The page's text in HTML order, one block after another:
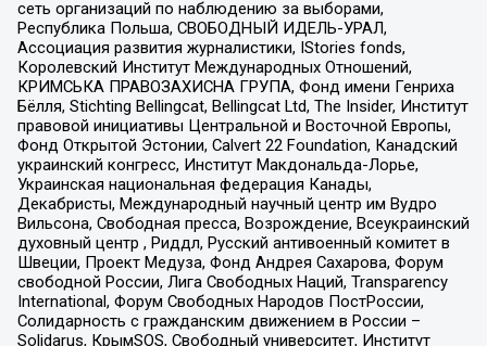
сеть организаций по наблюдению за выборами,
Республика Польша, СВОБОДНЫЙ ИДЕЛЬ-УРАЛ,
Ассоциация развития журналистики, IStories fonds,
Королевский Институт Международных Отношений,
КРИМСЬКА ПРАВОЗАХИСНА ГРУПА, Фонд имени Генриха
Бёлля, Stichting Bellingcat, Bellingcat Ltd, The Insider, Институт
правовой инициативы Центральной и Восточной Европы,
Фонд Открытой Эстонии, Calvert 22 Foundation, Канадский
украинский конгресс, Институт Макдональда-Лорье,
Украинская национальная федерация Канады,
Декабристы, Международный научный центр им Вудро
Вильсона, Свободная пресса, Возрождение, Всеукраинский
духовный центр , Риддл, Русский антивоенный комитет в
Швеции, Проект Медуза, Фонд Андрея Сахарова, Форум
свободной России, Лига Свободных Наций, Transparеncy
International, Форум Свободных Народов ПостРоссии,
Солидарность с гражданским движением в России –
Solidarus, КрымSOS, Свободный университет, Институт